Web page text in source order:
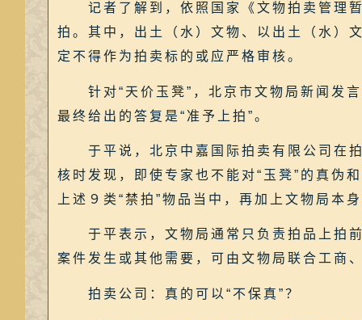
记者了解到，依照国家《文物拍卖管理暂
拍。其中，出土（水）文物、以出土（水）
定不得作为拍卖标的或应严格审核。
针对“天价玉凳”，北京市文物局新闻发言
最终给出的答复是“准予上拍”。
于平说，北京中嘉国际拍卖有限公司在拍
核时发现，即使专家也不能对“玉凳”的真伪
上述９类“禁拍”物品当中，再加上文物局本
于平表示，文物局通常只负责拍品上拍前
案件发生或其他需要，可由文物局联合工商
拍卖公司：真的可以“不保真”？